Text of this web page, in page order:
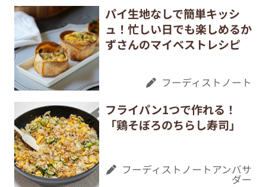
パイ生地なしで簡単キッシ
ュ！忙しい日でも楽しめるか
ずさんのマイベストレシピ
フーディストノート
フライパン1つで作れる！
「鶏そぼろのちらし寿司」
フーディストノートアンバサ
ダー